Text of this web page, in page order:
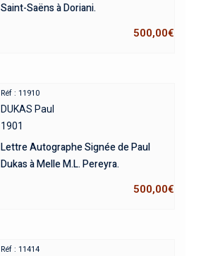
Saint-Saëns à Doriani.
500,00€
Réf : 11910
DUKAS Paul
1901
Lettre Autographe Signée de Paul
Dukas à Melle M.L. Pereyra.
500,00€
Réf : 11414